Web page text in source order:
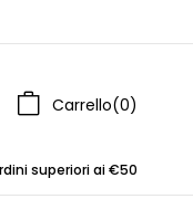
Carrello(0)
superiori ai €50